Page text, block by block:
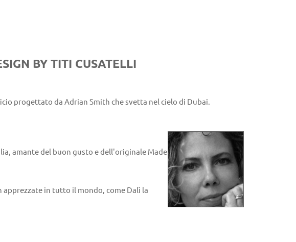
BY TITI CUSATELLI
progettato da Adrian Smith che svetta nel cielo di Dubai.
amante del buon gusto e dell'originale Made
in tutto il mondo, come Dalì la